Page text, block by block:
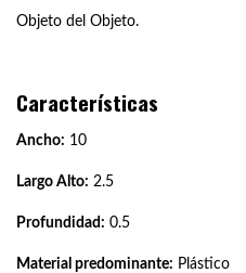
Objeto del Objeto.
Características
Ancho: 10
Largo Alto: 2.5
Profundidad: 0.5
Material predominante: Plástico